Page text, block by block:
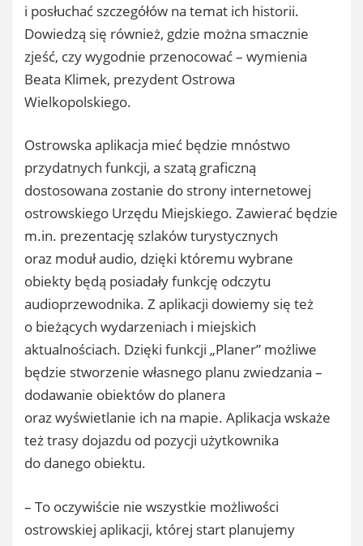
i posłuchać szczegółów na temat ich historii.
Dowiedzą się również, gdzie można smacznie
zjeść, czy wygodnie przenocować – wymienia
Beata Klimek, prezydent Ostrowa
Wielkopolskiego.
Ostrowska aplikacja mieć będzie mnóstwo
przydatnych funkcji, a szatą graficzną
dostosowana zostanie do strony internetowej
ostrowskiego Urzędu Miejskiego. Zawierać będzie
m.in. prezentację szlaków turystycznych
oraz moduł audio, dzięki któremu wybrane
obiekty będą posiadały funkcję odczytu
audioprzewodnika. Z aplikacji dowiemy się też
o bieżących wydarzeniach i miejskich
aktualnościach. Dzięki funkcji „Planer” możliwe
będzie stworzenie własnego planu zwiedzania –
dodawanie obiektów do planera
oraz wyświetlanie ich na mapie. Aplikacja wskaże
też trasy dojazdu od pozycji użytkownika
do danego obiektu.
– To oczywiście nie wszystkie możliwości
ostrowskiej aplikacji, której start planujemy